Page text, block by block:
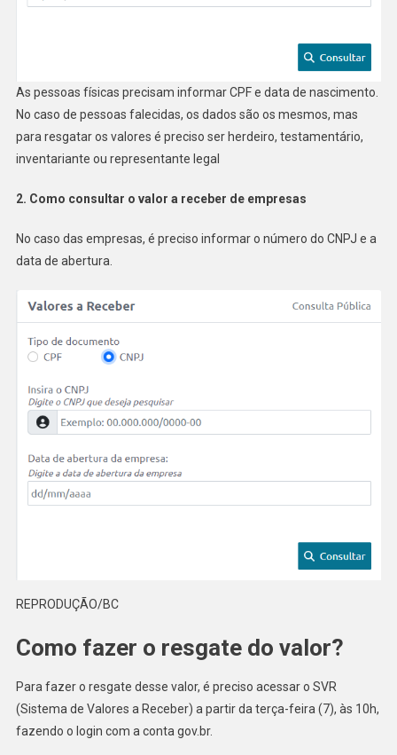
As pessoas físicas precisam informar CPF e data de nascimento.
No caso de pessoas falecidas, os dados são os mesmos, mas
para resgatar os valores é preciso ser herdeiro, testamentário,
inventariante ou representante legal
2. Como consultar o valor a receber de empresas
No caso das empresas, é preciso informar o número do CNPJ e a
data de abertura.
REPRODUÇÃO/BC
Como fazer o resgate do valor?
Para fazer o resgate desse valor, é preciso acessar o SVR
(Sistema de Valores a Receber) a partir da terça-feira (7), às 10h,
fazendo o login com a conta gov.br.